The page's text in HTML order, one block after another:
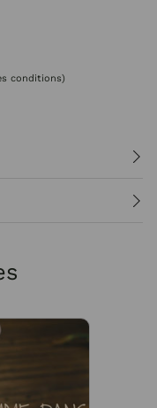
conditions)